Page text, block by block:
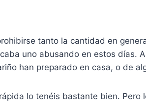
tanto la cantidad en
uno abusando en estos días.
han preparado en casa, o de
lo tenéis bastante bien. Pero